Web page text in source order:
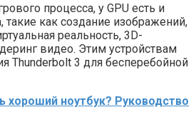
процесса, у GPU есть и
такие как создание изображений,
реальность, 3D-
видео. Этим устройствам
Thunderbolt 3 для бесперебойной
хороший ноутбук? Руководство